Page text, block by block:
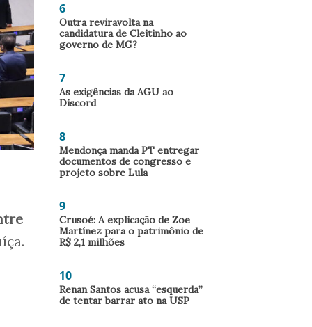
6
Outra reviravolta na
candidatura de Cleitinho ao
governo de MG?
7
As exigências da AGU ao
Discord
8
Mendonça manda PT entregar
documentos de congresso e
projeto sobre Lula
9
Crusoé: A explicação de Zoe
Martínez para o patrimônio de
R$ 2,1 milhões
10
Renan Santos acusa “esquerda”
de tentar barrar ato na USP